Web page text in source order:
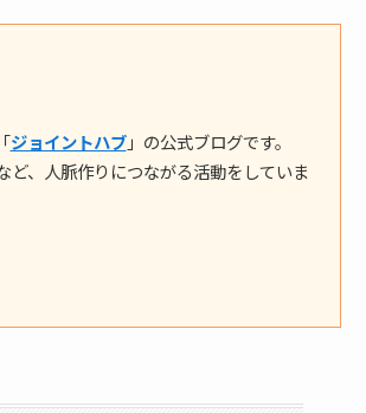
ジョイントハブ」の公式ブログです。
ど、人脈作りにつながる活動をしていま